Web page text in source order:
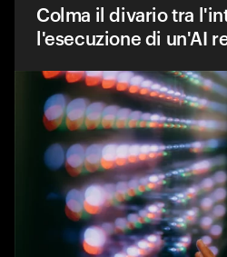
Colma il divario tra
l'esecuzione di un'AI